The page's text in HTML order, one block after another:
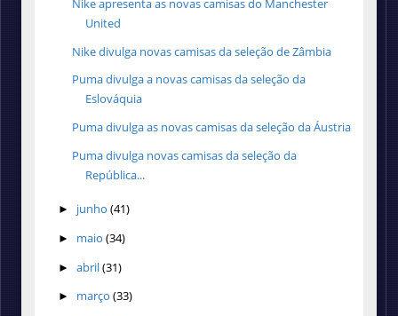
Nike apresenta as novas camisas do Manchester
United
Nike divulga novas camisas da seleção de Zâmbia
Puma divulga a novas camisas da seleção da
Eslováquia
Puma divulga as novas camisas da seleção da Áustria
Puma divulga novas camisas da seleção da
República...
► junho (41)
► maio (34)
► abril(31)
► março (33)